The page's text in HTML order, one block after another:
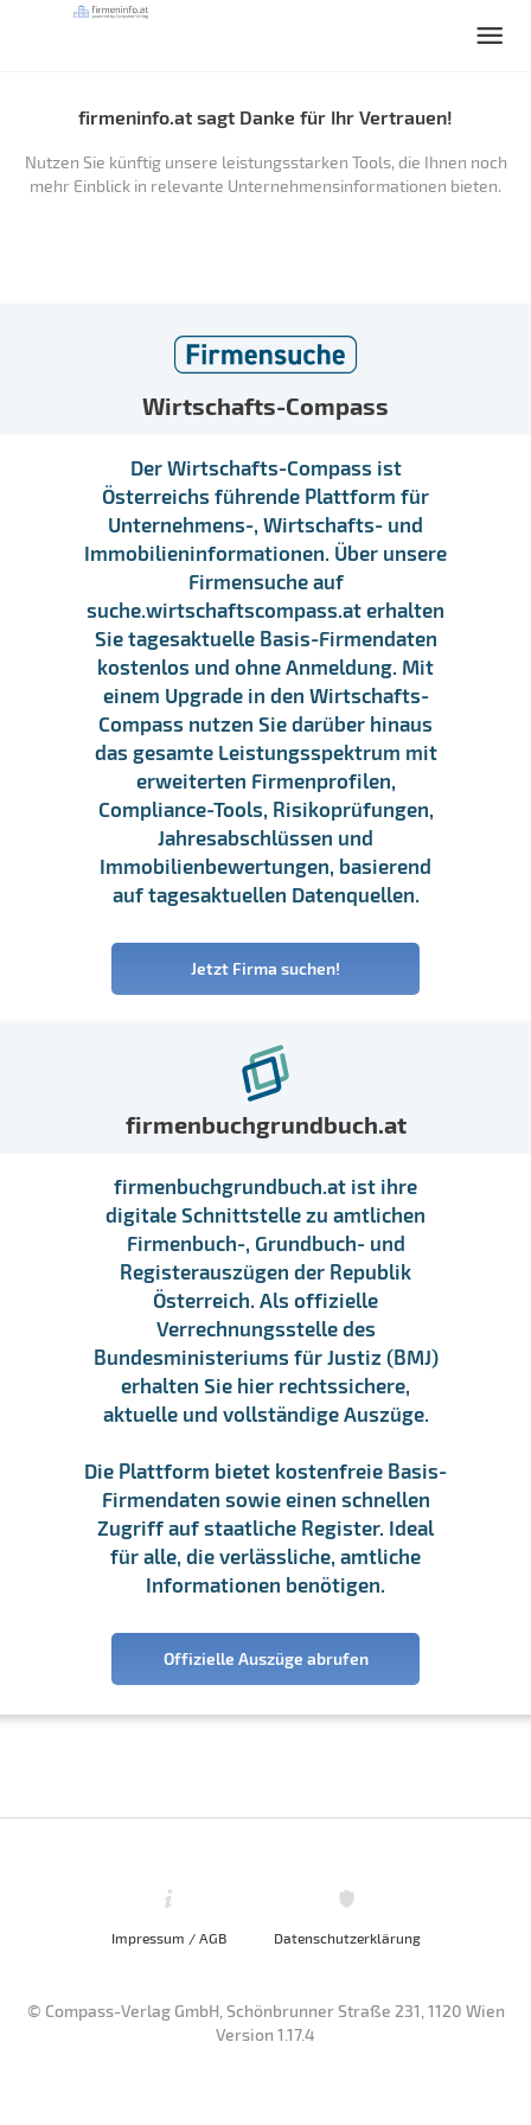
firmeninfo.at sagt Danke für Ihr Vertrauen!
Nutzen Sie künftig unsere leistungsstarken Tools, die Ihnen noch
mehr Einblick in relevante Unternehmensinformationen bieten.
Wirtschafts-Compass
Der Wirtschafts-Compass ist
Österreichs führende Plattform für
Unternehmens-, Wirtschafts- und
Immobilieninformationen. Über unsere
Firmensuche auf
suche.wirtschaftscompass.at erhalten
Sie tagesaktuelle Basis-Firmendaten
kostenlos und ohne Anmeldung. Mit
einem Upgrade in den Wirtschafts-
Compass nutzen Sie darüber hinaus
das gesamte Leistungsspektrum mit
erweiterten Firmenprofilen,
Compliance-Tools, Risikoprüfungen,
Jahresabschlüssen und
Immobilienbewertungen, basierend
auf tagesaktuellen Datenquellen.
Jetzt Firma suchen!
firmenbuchgrundbuch.at
firmenbuchgrundbuch.at ist ihre
digitale Schnittstelle zu amtlichen
Firmenbuch-, Grundbuch- und
Registerauszügen der Republik
Österreich. Als offizielle
Verrechnungsstelle des
Bundesministeriums für Justiz (BMJ)
erhalten Sie hier rechtssichere,
aktuelle und vollständige Auszüge.
Die Plattform bietet kostenfreie Basis-
Firmendaten sowie einen schnellen
Zugriff auf staatliche Register. Ideal
für alle, die verlässliche, amtliche
Informationen benötigen.
Offizielle Auszüge abrufen
Impressum / AGB Datenschutzerklärung
© Compass-Verlag GmbH, Schönbrunner Straße 231, 1120 Wien
Version 1.17.4